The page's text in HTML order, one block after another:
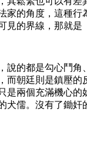
的角度，這種
的界線，那就是
的都是勾心鬥
朝廷則是鎮壓
兩個充滿機心
儒。沒有了鋤